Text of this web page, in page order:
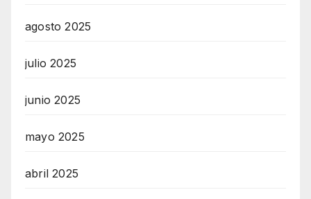
agosto 2025
julio 2025
junio 2025
mayo 2025
abril 2025